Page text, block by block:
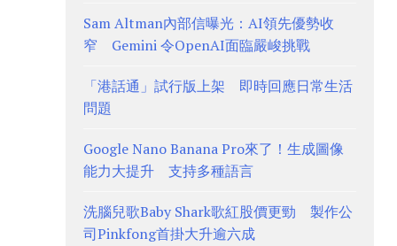
Sam Altman內部信曝光：AI領先優勢收
窄 Gemini 令OpenAI面臨嚴峻挑戰
「港話通」試行版上架 即時回應日常生活
問題
Google Nano Banana Pro來了！生成圖像
能力大提升 支持多種語言
洗腦兒歌Baby Shark歌紅股價更勁 製作公
司Pinkfong首掛大升逾六成